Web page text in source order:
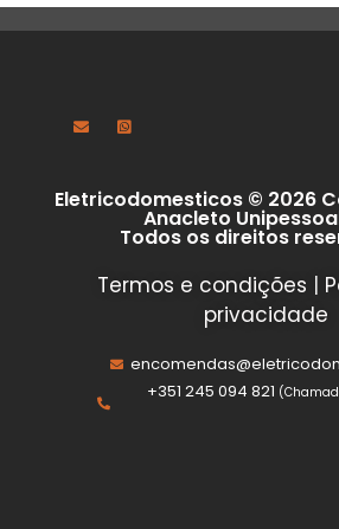
Eletricodomesticos © 2026
Anacleto
Todos os direitos
Termos e condições |
privacidade
+351 245 094 821